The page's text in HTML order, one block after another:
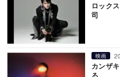
ロック
司
映画
カンザ